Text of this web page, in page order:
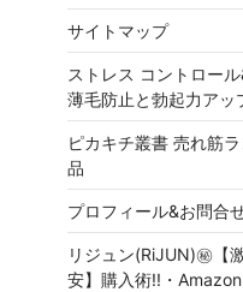
サイトマップ
ストレス コントロー
薄毛防止と勃起力アッ
ピカキチ叢書 売れ筋
品
プロフィール&お問合
リジュン(RiJUN)㊙【
安】購入術!!・